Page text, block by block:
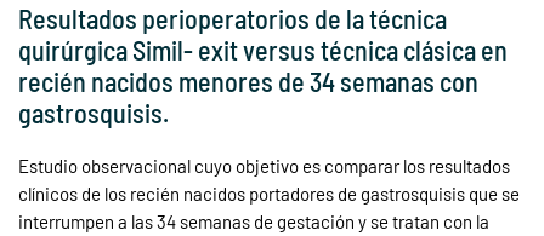
Resultados perioperatorios de la técnica
quirúrgica Simil- exit versus técnica clásica en
recién nacidos menores de 34 semanas con
gastrosquisis.
Estudio observacional cuyo objetivo es comparar los resultados
clínicos de los recién nacidos portadores de gastrosquisis que se
interrumpen a las 34 semanas de gestación y se tratan con la